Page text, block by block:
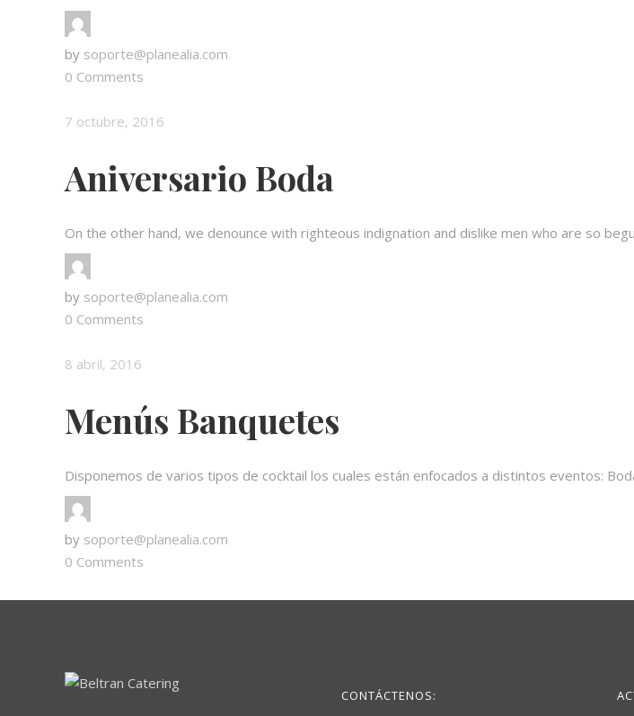
by soporte@planealia.com
0 Comments
7 octubre, 2016
Aniversario Boda
On the other hand, we denounce with righteous indignation and dislike men who are so
by soporte@planealia.com
0 Comments
8 abril, 2016
Menús Banquetes
Disponemos de varios tipos de cocktail los cuales están enfocados a distintos eventos:
by soporte@planealia.com
0 Comments
CONTÁCTENOS: